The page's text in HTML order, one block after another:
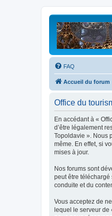
FAQ
Accueil du forum
Office du
En accédant à «
d’être légalement
Topoldavie ». Nous
même. En effet, si
mises à jour.
Nos forums sont
peut être téléchargé
conduite et du
Vous acceptez de
lequel le serveur de